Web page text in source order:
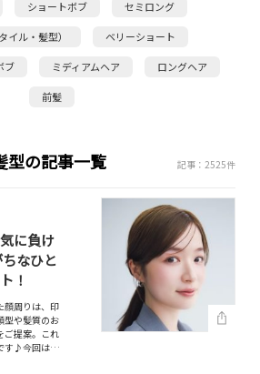
ショートボブ セミロング
イル・髪型） ベリーショート
ブ ミディアムヘア ロングヘア
前髪
型の記事一覧 記事：2525件
に負け
なひと
！
顔周りは、印
型や髪質のお
ご提案。これ
す♪今回は…